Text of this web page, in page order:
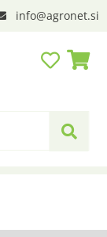
info agronet.si